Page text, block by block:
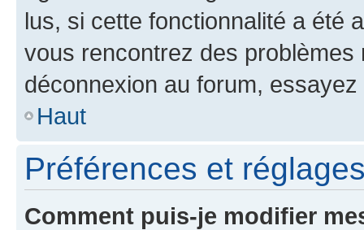
lus, si cette fonctionnalité a été
vous rencontrez des
déconnexion au forum,
Haut
Préférences et
Comment puis-je modifier